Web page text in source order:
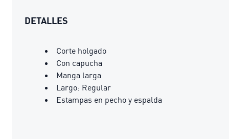
DETALLES
Corte holgado
Con capucha
Manga larga
Largo: Regular
Estampas en pecho y espalda